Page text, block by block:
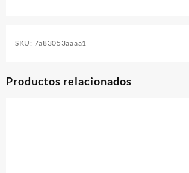
SKU: 7a83053aaaa1
Productos relacionados